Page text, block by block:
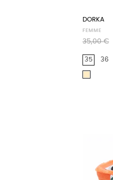
DORKA
FEMME
Prix
35,00 €
35 36